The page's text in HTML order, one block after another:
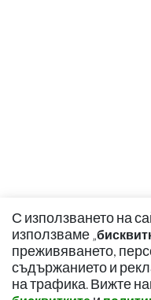
С използването на
използваме „
преживяването,
съдържанието и
на трафика. Вижте